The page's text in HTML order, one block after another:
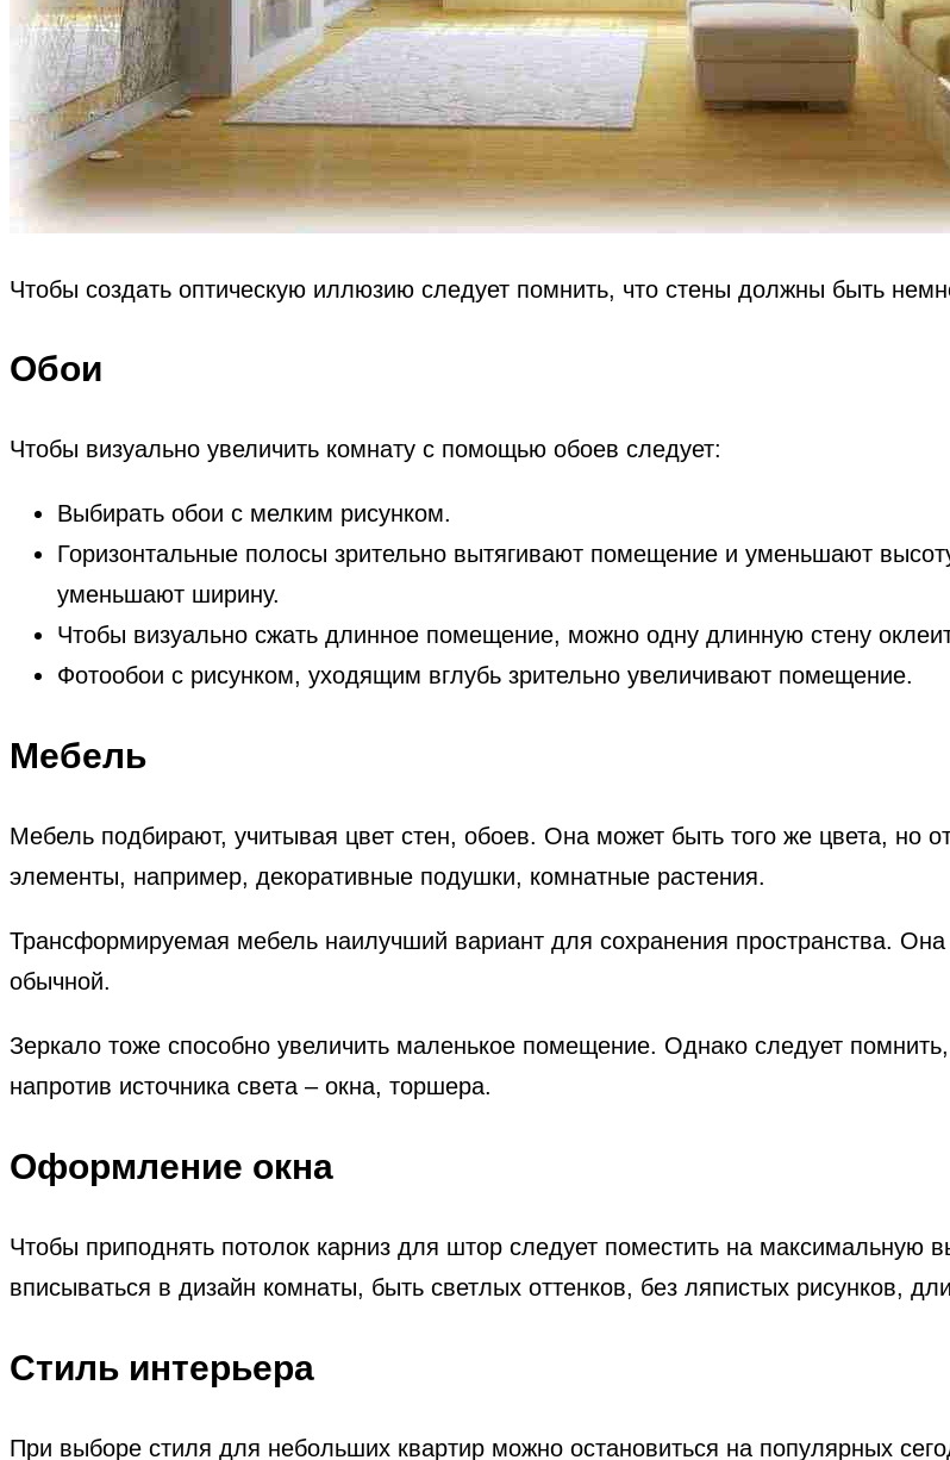
Чтобы создать оптическую иллюзию следует помнить, что стены должны быть
Обои
Чтобы визуально увеличить комнату с помощью обоев следует:
Выбирать обои с мелким рисунком.
Горизонтальные полосы зрительно вытягивают помещение и уменьшают
уменьшают ширину.
Чтобы визуально сжать длинное помещение, можно одну длинную стену
Фотообои с рисунком, уходящим вглубь зрительно увеличивают помещение.
Мебель
Мебель подбирают, учитывая цвет стен, обоев. Она может быть того же цвета, но
элементы, например, декоративные подушки, комнатные растения.
Трансформируемая мебель наилучший вариант для сохранения пространства.
обычной.
Зеркало тоже способно увеличить маленькое помещение. Однако следует
напротив источника света – окна, торшера.
Оформление окна
Чтобы приподнять потолок карниз для штор следует поместить на
вписываться в дизайн комнаты, быть светлых оттенков, без ляпистых рисунков,
Стиль интерьера
При выборе стиля для небольших квартир можно остановиться на популярных